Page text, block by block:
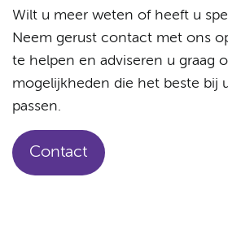
Wilt u meer weten of heeft u
Neem gerust contact met ons
te helpen en adviseren u graag
mogelijkheden die het beste bij
passen.
Contact